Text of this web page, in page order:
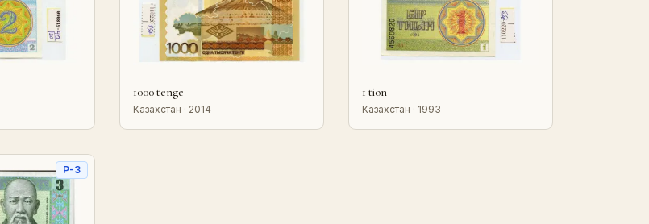
1000 tenge
Казахстан · 2014
1 tion
Казахстан · 1993
P-3